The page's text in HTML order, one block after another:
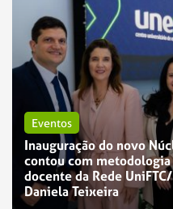
Eventos
Inauguração do novo
contou com
docente da Rede
Daniela Teixeira